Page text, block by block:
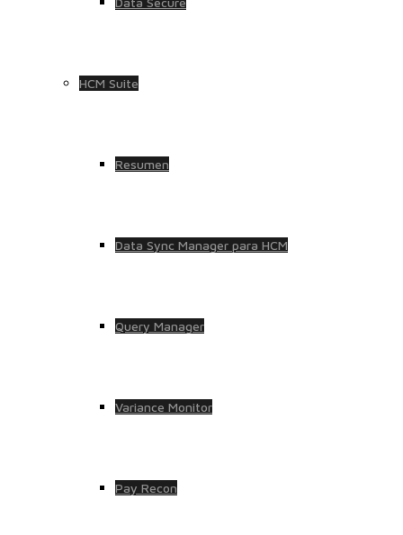
HCM Suite
Resumen
Data Sync Manager para HCM
Query Manager
Variance Monitor
Pay Recon